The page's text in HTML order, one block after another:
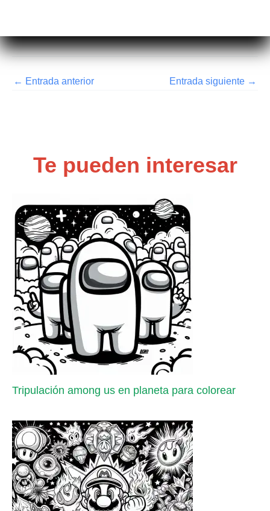
← Entrada anterior Entrada siguiente →
Te pueden interesar
Tripulación among us en planeta para colorear